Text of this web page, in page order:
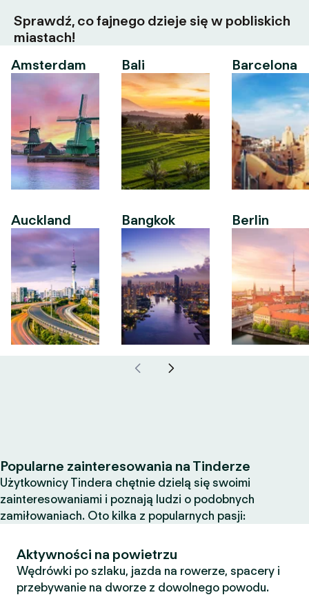
Sprawdź, co fajnego dzieje się w pobliskich
miastach!
Amsterdam
Auckland
Bali
Bangkok
Barcelona
Berlin
Popularne zainteresowania na Tinderze
Użytkownicy Tindera chętnie dzielą się swoimi
zainteresowaniami i poznają ludzi o podobnych
zamiłowaniach. Oto kilka z popularnych pasji:
Aktywności na powietrzu
Wędrówki po szlaku, jazda na rowerze, spacery i
przebywanie na dworze z dowolnego powodu.